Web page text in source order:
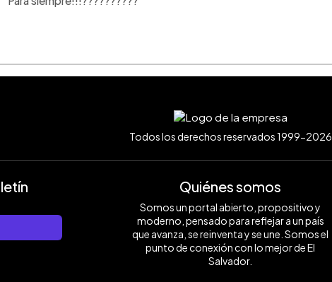
Todos los derechos reservados 1999-2026
Quiénes somos
Somos un portal abierto, propositivo y
moderno, pensado para reflejar a un país
que avanza, se reinventa y se une. Somos el
punto de conexión con lo mejor de El
Salvador.